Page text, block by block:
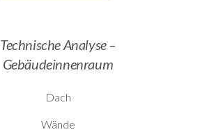
Technische Analyse –
Gebäudeinnenraum
Dach
Wände